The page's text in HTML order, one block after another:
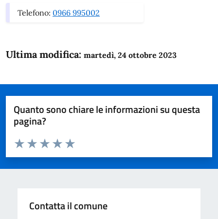
Telefono: 0966 995002
Ultima modifica: martedì, 24 ottobre 2023
Quanto sono chiare le informazioni su questa
pagina?
Domanda
Valuta da 1 a 5 stelle la pagina
Valuta 5 stelle su 5
Valuta 4 stelle su 5
Valuta 3 stelle su 5
Valuta 2 stelle su 5
Valuta 1 stelle su 5
Contatta il comune